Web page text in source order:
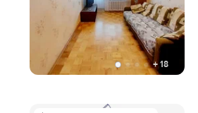
+ 18